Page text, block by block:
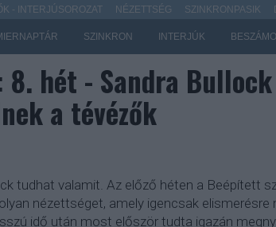
SZINKRON INTERJÚK
- INTERJÚSOROZAT NÉZETTSÉG SZINKRONPASIK
8. hét - Sandra Bullock
a tévézők
tudhat valamit. Az előző héten a Beépített
nézettséget, amely igencsak elismerésre
idő után most először tudta igazán